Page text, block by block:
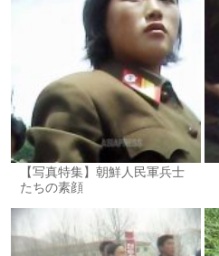
【写真特集】朝鮮人民軍兵士
たちの素顔